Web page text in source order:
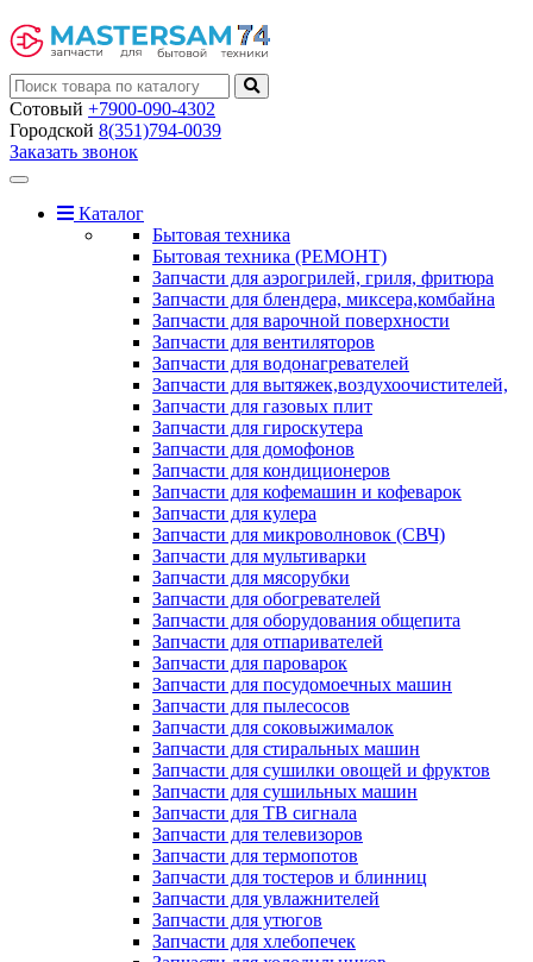
Сотовый +7900-090-4302
Городской 8(351)794-0039
Заказать звонок
Toggle
navigationКаталог
Бытовая техника
Бытовая техника (РЕМОНТ)
Запчасти для аэрогрилей, гриля, фритюра
Запчасти для блендера, миксера,комбайна
Запчасти для варочной поверхности
Запчасти для вентиляторов
Запчасти для водонагревателей
Запчасти для вытяжек,воздухоочистителей,
Запчасти для газовых плит
Запчасти для гироскутера
Запчасти для домофонов
Запчасти для кондиционеров
Запчасти для кофемашин и кофеварок
Запчасти для кулера
Запчасти для микроволновок (СВЧ)
Запчасти для мультиварки
Запчасти для мясорубки
Запчасти для обогревателей
Запчасти для оборудования общепита
Запчасти для отпаривателей
Запчасти для пароварок
Запчасти для посудомоечных машин
Запчасти для пылесосов
Запчасти для соковыжималок
Запчасти для стиральных машин
Запчасти для сушилки овощей и фруктов
Запчасти для сушильных машин
Запчасти для ТВ сигнала
Запчасти для телевизоров
Запчасти для термопотов
Запчасти для тостеров и блинниц
Запчасти для увлажнителей
Запчасти для утюгов
Запчасти для хлебопечек